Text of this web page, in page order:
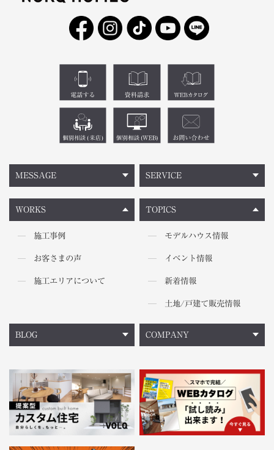
MESSAGE
WORKS
施工事例
お客さまの声
施工エリアについて
TOPICS
モデルハウス情報
イベント情報
新着情報
土地/戸建て販売情報
SERVICE
BLOG COMPANY